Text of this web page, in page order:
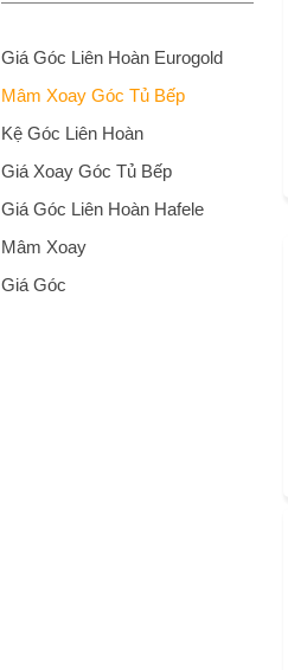
Giá Góc Liên Hoàn Eurogold
Mâm Xoay Góc Tủ Bếp
Kệ Góc Liên Hoàn
Giá Xoay Góc Tủ Bếp
Giá Góc Liên Hoàn Hafele
Mâm Xoay
Giá Góc